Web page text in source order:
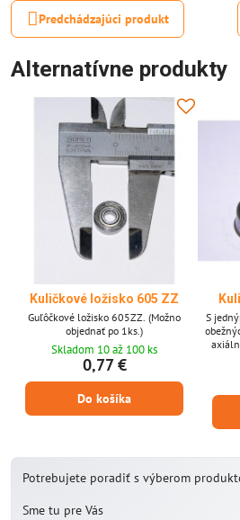
Predchádzajúci produkt
Alternatívne produkty
Kuličkové ložisko 605 ZZ
Guľôčkové ložisko 605ZZ. (Možno
objednať po 1ks.)
Skladom 10 až 100 ks
0,77 €
Do košíka
S
Potrebujete poradiť s výberom
Sme tu pre Vás